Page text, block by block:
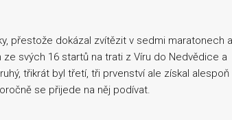
přestože dokázal zvítězit v sedmi maratonech a
svých 16 startů na trati z Víru do Nedvědice a
třikrát byl třetí, tři prvenství ale získal alespoň
se přijede na něj podívat.